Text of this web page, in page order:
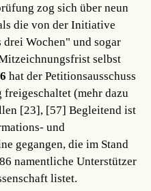
zog sich über neun
die von der Initiative
Wochen" und sogar
selbst
hat der Petitionsausschuss
(mehr dazu
[23], [57] Begleitend ist
und
gegangen, die im Stand
namentliche Unterstützer
listet.